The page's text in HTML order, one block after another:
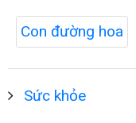
Con đường hoa
Sức khỏe